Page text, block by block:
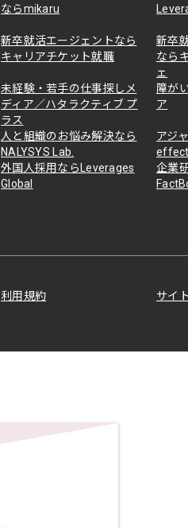
ならmikaru
新卒就活エージェントなら
キャリアチケット就職
新卒
なら
ェ
未経験・若手の仕事探しメ
ディア／ハタラクティブ プ
ラス
障が
ア
人と組織のお悩み解決なら
NALYSYS Lab.
アジ
外国人採用ならLeverages
Global
企業
利用規約 サイ